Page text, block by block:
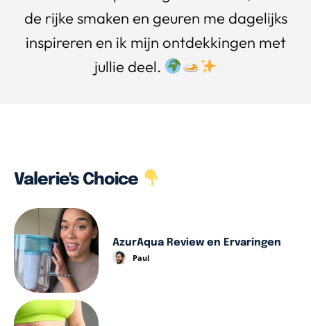
de rijke smaken en geuren me dagelijks
inspireren en ik mijn ontdekkingen met
jullie deel.
Valerie's Choice
AzurAqua Review en Ervaringen
Paul